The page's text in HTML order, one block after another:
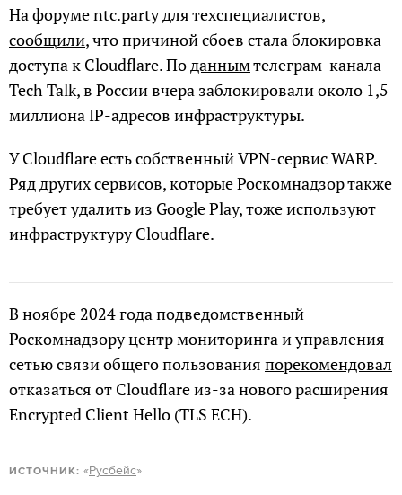
На форуме ntc.party для техспециалистов,
сообщили, что причиной сбоев стала блокировка
доступа к Cloudflare. Поданнымтелеграм-канала
Tech Talk, в России вчера заблокировали около 1,5
миллиона IP-адресов инфраструктуры.
У Cloudflare есть собственный VPN-сервис WARP.
Ряд других сервисов, которые Роскомнадзор также
требует удалить из Google Play, тоже используют
инфраструктуру Cloudflare.
В ноябре 2024 года подведомственный
Роскомнадзору центр мониторинга и управления
сетью связи общего пользования порекомендовал
отказаться от Cloudflare из-за нового расширения
Encrypted Client Hello (TLS ECH).
ИСТОЧНИК: «Русбейс»